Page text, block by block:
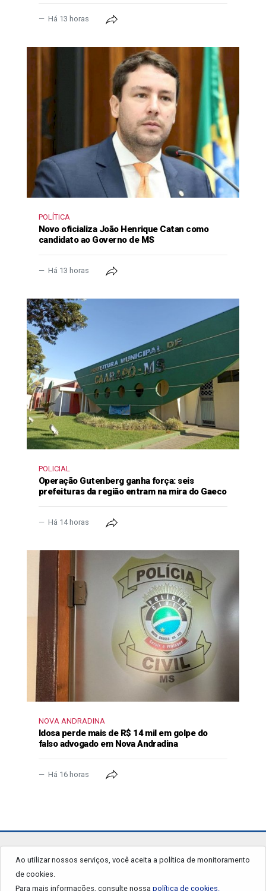
Há 13 horas
POLÍTICA
Novo oficializa João Henrique Catan como
candidato ao Governo de MS
Há 13 horas
POLICIAL
Operação Gutenberg ganha força: seis
prefeituras da região entram na mira do Gaeco
Há 14 horas
NOVA ANDRADINA
Idosa perde mais de R$ 14 mil em golpe do
falso advogado em Nova Andradina
Há 16 horas
Ao utilizar nossos serviços, você aceita a política de monitoramento
de cookies.
Para mais informações, consulte nossa política de cookies.
jornalgrandourados.com.br